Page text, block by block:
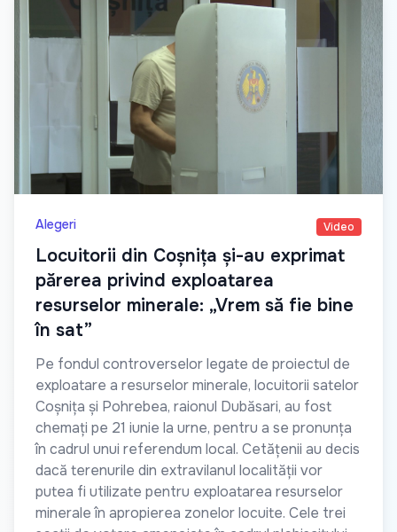
Alegeri Video
Locuitorii din Coșnița și-au exprimat
părerea privind exploatarea
resurselor minerale: „Vrem să fie bine
în sat”
Pe fondul controverselor legate de proiectul de
exploatare a resurselor minerale, locuitorii satelor
Coșnița și Pohrebea, raionul Dubăsari, au fost
chemați pe 21 iunie la urne, pentru a se pronunța
în cadrul unui referendum local. Cetățenii au decis
dacă terenurile din extravilanul localității vor
putea fi utilizate pentru exploatarea resurselor
minerale în apropierea zonelor locuite. Cele trei